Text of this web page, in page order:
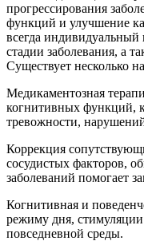
прогрессирования
функций и улучшение
всегда
стадии заболевания, а
Существует несколько
Медикаментозная
когнитивных функций,
тревожности,
Коррекция
сосудистых факторов,
заболеваний помогает
Когнитивная и
режиму дня,
повседневной среды.